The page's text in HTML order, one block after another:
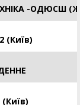
-ОДЮСШ
(Київ)